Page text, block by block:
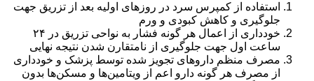
استفاده از کمپرس سرد در روز‌های اولیه بعد از تزریق جهت
جلوگیری و کاهش کبودی و ورم
خودداری از اعمال هر گونه فشار به نواحی تزریق در ۲۴
ساعت اول جهت جلوگیری از نامتقارن شدن نتیجه نهایی
مصرف منظم دارو‌های تجویز شده توسط پزشک و خودداری
از مصرف هر گونه دارو اعم از ویتامین‌ها و مسکن‌ها بدون